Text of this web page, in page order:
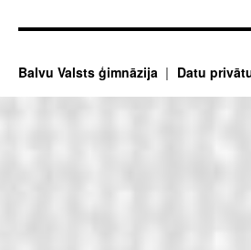
Balvu Valsts ģimnāzija Datu